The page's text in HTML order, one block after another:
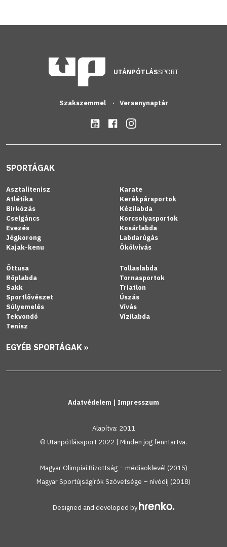
UTÁNPÓTLÁSSPORT
Szakszemmel Versenynaptár
SPORTÁGAK
Asztalitenisz
Atlétika
Birkózás
Cselgáncs
Evezés
Jégkorong
Kajak-kenu
Karate
Kerékpársportok
Kézilabda
Korcsolyasportok
Kosárlabda
Labdarúgás
Ökölvívás
Öttusa
Röplabda
Sakk
Sportlövészet
Súlyemelés
Tekvondó
Tenisz
Tollaslabda
Tornasportok
Triatlon
Úszás
Vívás
Vízilabda
EGYÉB SPORTÁGAK »
Adatvédelem | Impresszum
Alapítva: 2011
© Utanpótlássport 2022 | Minden jog fenntartva.
Magyar Olimpiai Bizottság – médiaoklevél (2015)
Magyar Sportújságírók Szövetsége – nívódíj (2018)
Designed and developed by